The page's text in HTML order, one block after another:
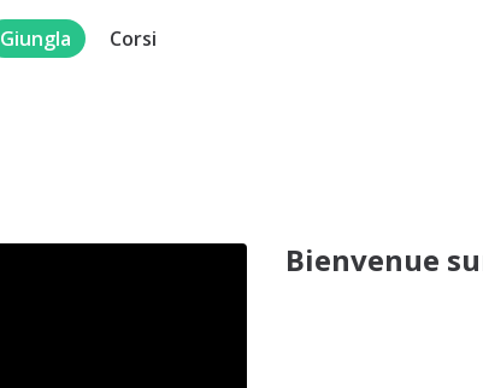
Giungla Corsi
Bienvenue